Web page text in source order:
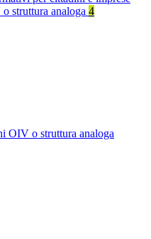
struttura analoga 4
OIV o struttura analoga